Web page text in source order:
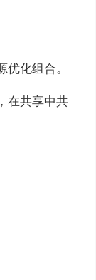
化组合。
在共享中共